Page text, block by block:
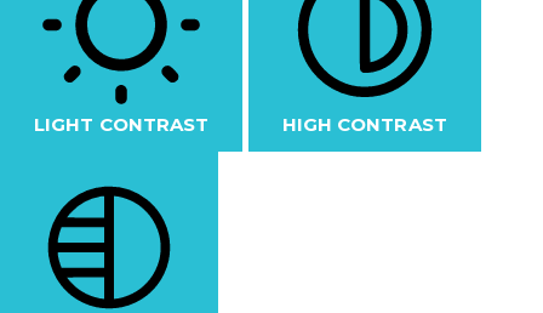
LIGHT CONTRAST HIGH CONTRAST